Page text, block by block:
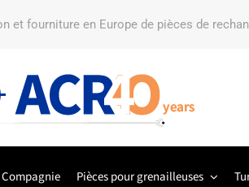
et fourniture en Europe de pièces de
Compagnie Pièces pour grenailleuses